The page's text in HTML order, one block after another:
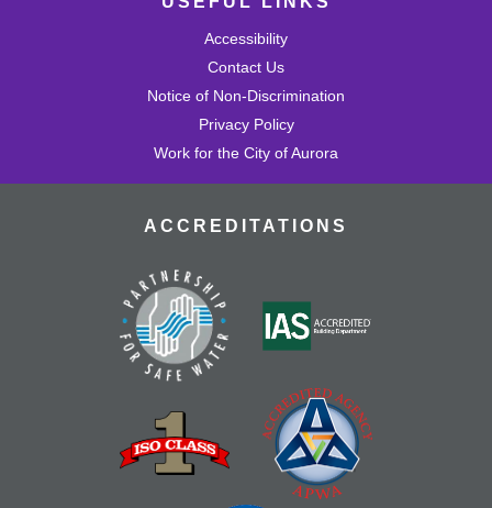
Accessibility
Contact Us
Notice of Non-Discrimination
Privacy Policy
Work for the City of Aurora
ACCREDITATIONS